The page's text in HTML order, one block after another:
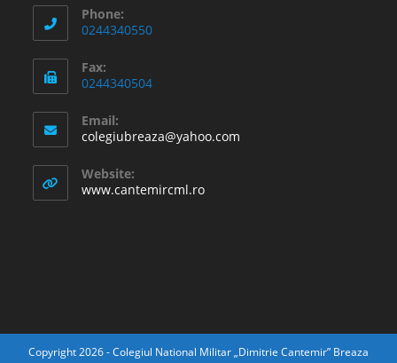
Phone:
0244340550
Fax:
0244340504
Email:
colegiubreaza@yahoo.com
Website:
www.cantemircml.ro
Copyright 2026 - Colegiul National Militar „Dimitrie Cantemir” Breaza